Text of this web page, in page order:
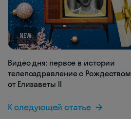
NEW
Видео дня: первое в истории
телепоздравление с Рождеством
от Елизаветы II
К следующей статье